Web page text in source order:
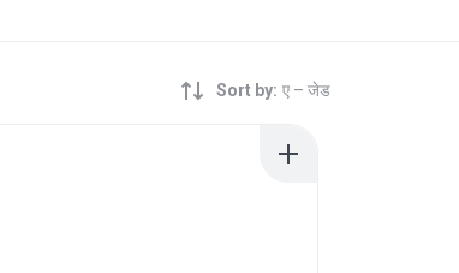
Sort by: ए – जेड